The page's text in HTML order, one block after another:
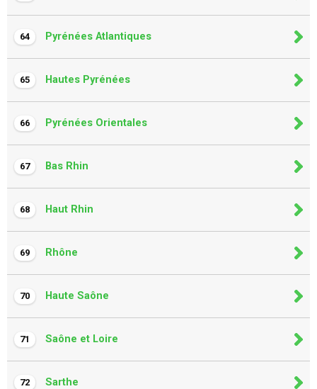
64 Pyrénées Atlantiques
65 Hautes Pyrénées
66 Pyrénées Orientales
67 Bas Rhin
68 Haut Rhin
69 Rhône
70 Haute Saône
71 Saône et Loire
72 Sarthe